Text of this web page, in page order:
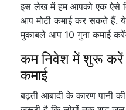
इस लेख में हम आपको एक ऐसे
आप मोटी कमाई कर सकते हैं.
मुकाबले आप 10 गुना कमाई
कम निवेश में शुरू करें
कमाई
बढ़ती आबादी के कारण पानी